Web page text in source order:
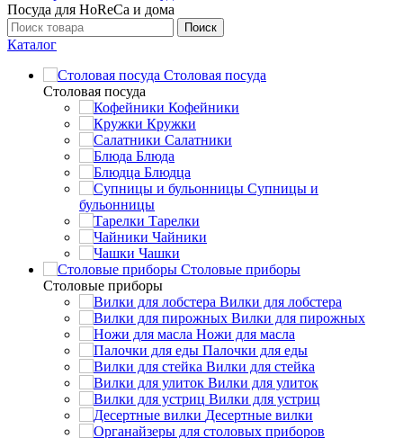
Посуда для HoReCa и дома
Поиск
Каталог
Столовая посуда
Столовая посуда
Кофейники
Кружки
Салатники
Блюда
Блюдца
Супницы и
бульонницы
Тарелки
Чайники
Чашки
Cтоловые приборы
Cтоловые приборы
Вилки для лобстера
Вилки для пирожных
Ножи для масла
Палочки для еды
Вилки для стейка
Вилки для улиток
Вилки для устриц
Десертные вилки